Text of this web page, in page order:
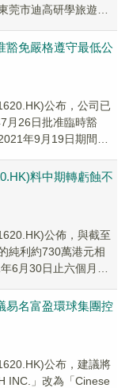
莞市迪高研學旅遊文
豁免嚴格遵守最低公
公布，公司已
月26日批准臨時豁
年9月19日期間
料中期轉虧蝕不
公佈，與截至
純利約730萬港元相
6月30日止六個月的
易名富盈環球集團控
公布，建議將
INC.」改為「Cinese